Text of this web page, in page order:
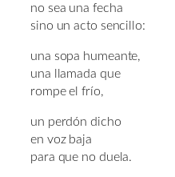
no sea una fecha
sino un acto sencillo:
una sopa humeante,
una llamada que
rompe el frío,
un perdón dicho
en voz baja
para que no duela.